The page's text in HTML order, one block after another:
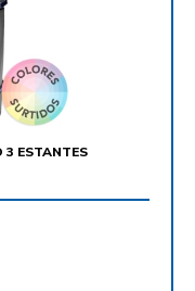
3 ESTANTES